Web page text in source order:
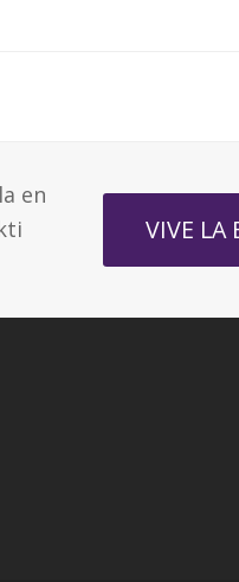
en
VIVE LA